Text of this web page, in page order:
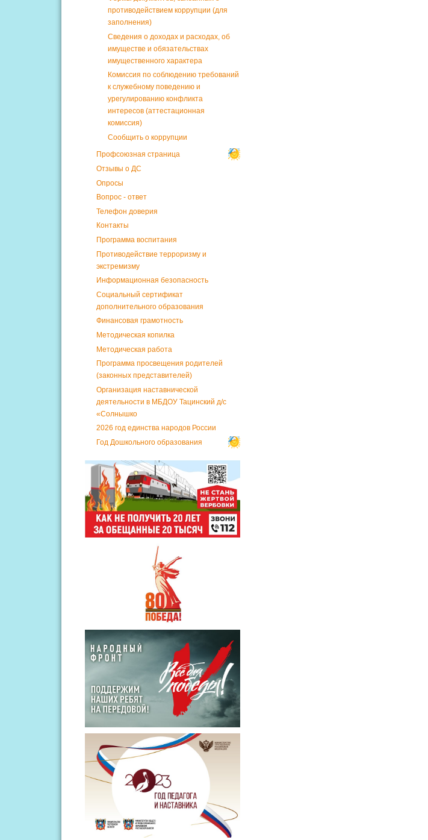
противодействием коррупции (для
заполнения)
Сведения о доходах и расходах, об
имуществе и обязательствах
имущественного характера
Комиссия по соблюдению требований
к служебному поведению и
урегулированию конфликта
интересов (аттестационная
комиссия)
Сообщить о коррупции
Профсоюзная страница
Отзывы о ДС
Опросы
Вопрос - ответ
Телефон доверия
Контакты
Программа воспитания
Противодействие терроризму и
экстремизму
Информационная безопасность
Социальный сертификат
дополнительного образования
Финансовая грамотность
Методическая копилка
Методическая работа
Программа просвещения родителей
(законных представителей)
Организация наставнической
деятельности в МБДОУ Тацинский д/с
«Солнышко
2026 год единства народов России
Год Дошкольного образования